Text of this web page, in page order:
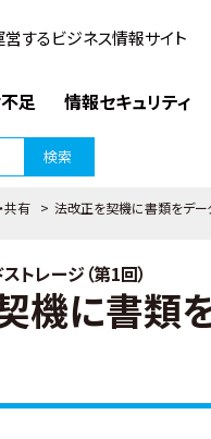
するビジネス情報サイト
足 情報セキュリティ
検索
共有 > 法改正を契機に書類をデー
トレージ（第1回）
機に書類